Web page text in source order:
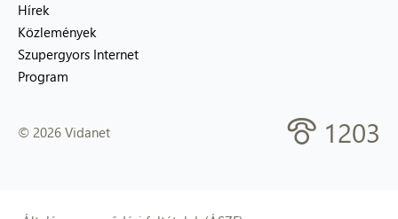
Hírek
Közlemények
Szupergyors Internet
Program
© 2026 Vidanet 1203